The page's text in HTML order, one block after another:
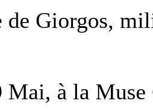
de Giorgos,
Mai, à la